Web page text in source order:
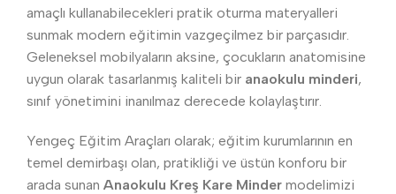
amaçlı kullanabilecekleri pratik oturma materyalleri
sunmak modern eğitimin vazgeçilmez bir parçasıdır.
Geleneksel mobilyaların aksine, çocukların anatomisine
uygun olarak tasarlanmış kaliteli bir anaokulu minderi,
sınıf yönetimini inanılmaz derecede kolaylaştırır.
Yengeç Eğitim Araçları olarak; eğitim kurumlarının en
temel demirbaşı olan, pratikliği ve üstün konforu bir
arada sunan Anaokulu Kreş Kare Minder modelimizi